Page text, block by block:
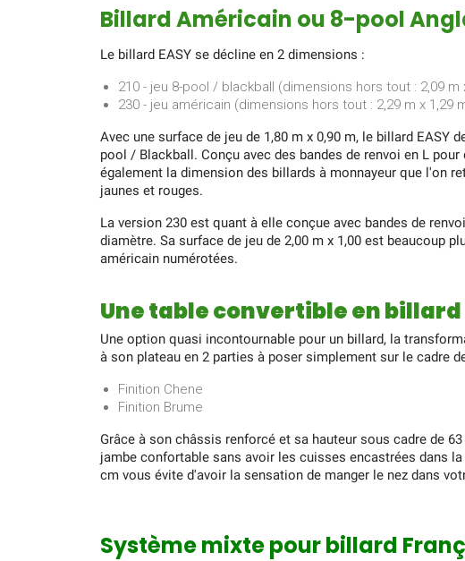
Billard Américain ou 8-pool
Le billard EASY se décline en 2 dimensions :
210 - jeu 8-pool / blackball (dimensions hors tout : 2,09 m
230 - jeu américain (dimensions hors tout : 2,29 m x 1,29
Avec une surface de jeu de 1,80 m x 0,90 m, le billard EASY
pool / Blackball. Conçu avec des bandes de renvoi en L
également la dimension des billards à monnayeur que l'on
jaunes et rouges.
La version 230 est quant à elle conçue avec bandes de
diamètre. Sa surface de jeu de 2,00 m x 1,00 est beaucoup
américain numérotées.
Une table convertible en billard
Une option quasi incontournable pour un billard, la
à son plateau en 2 parties à poser simplement sur le cadre
Finition Chene
Finition Brume
Grâce à son châssis renforcé et sa hauteur sous cadre de
jambe confortable sans avoir les cuisses encastrées dans
cm vous évite d'avoir la sensation de manger le nez dans
Système mixte pour billard